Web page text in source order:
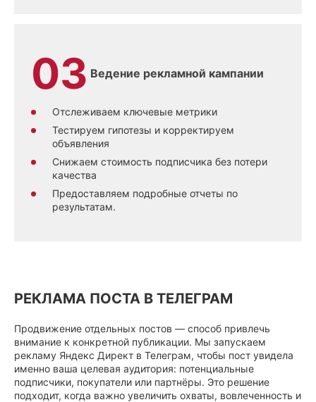
Ведение рекламной кампании
Отслеживаем ключевые метрики
Тестируем гипотезы и корректируем
объявления
Снижаем стоимость подписчика без потери
качества
Предоставляем подробные отчеты по
результатам.
РЕКЛАМА ПОСТА В ТЕЛЕГРАМ
Продвижение отдельных постов — способ привлечь
внимание к конкретной публикации. Мы запускаем
рекламу Яндекс Директ в Телеграм, чтобы пост увидела
именно ваша целевая аудитория: потенциальные
подписчики, покупатели или партнёры. Это решение
подходит, когда важно увеличить охваты, вовлеченность и